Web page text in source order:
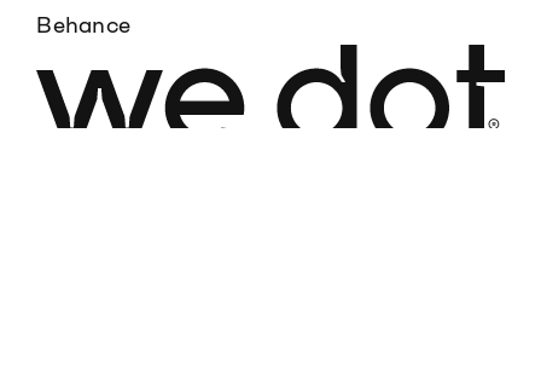
Behance